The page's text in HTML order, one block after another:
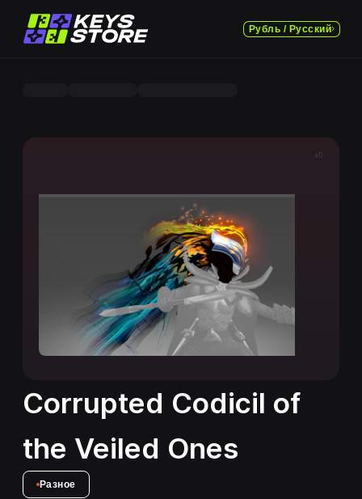
Рубль / Русский
x0
Corrupted Codicil of
the Veiled Ones
Разное